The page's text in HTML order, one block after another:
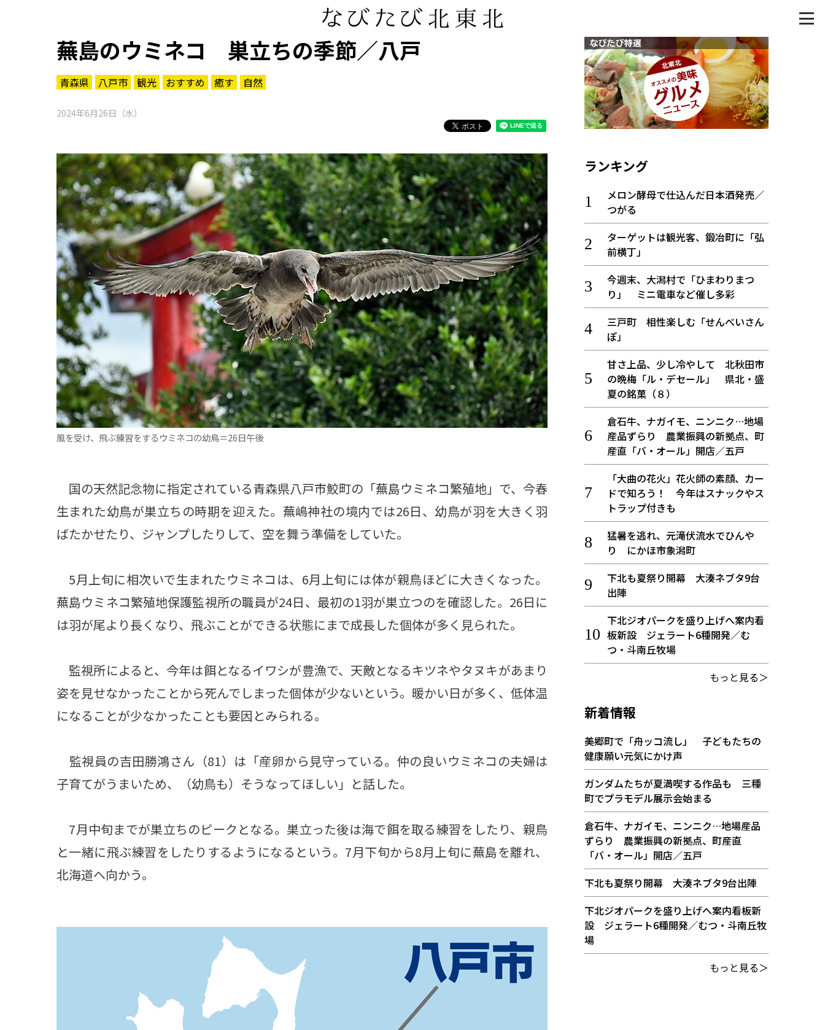
蕪島のウミネコ 巣立ちの季節／八戸
青森県 八戸市 観光 おすすめ 癒す 自然
2024年6月26日（水）
風を受け、飛ぶ練習をするウミネコの幼鳥＝26日午後
国の天然記念物に指定されている青森県八戸市鮫町の「蕪島ウミネコ繁殖地」で、今春
生まれた幼鳥が巣立ちの時期を迎えた。蕪嶋神社の境内では26日、幼鳥が羽を大きく羽
ばたかせたり、ジャンプしたりして、空を舞う準備をしていた。
5月上旬に相次いで生まれたウミネコは、6月上旬には体が親鳥ほどに大きくなった。
蕪島ウミネコ繁殖地保護監視所の職員が24日、最初の1羽が巣立つのを確認した。26日に
は羽が尾より長くなり、飛ぶことができる状態にまで成長した個体が多く見られた。
監視所によると、今年は餌となるイワシが豊漁で、天敵となるキツネやタヌキがあまり
姿を見せなかったことから死んでしまった個体が少ないという。暖かい日が多く、低体温
になることが少なかったことも要因とみられる。
監視員の吉田勝鴻さん（81）は「産卵から見守っている。仲の良いウミネコの夫婦は
子育てがうまいため、（幼鳥も）そうなってほしい」と話した。
7月中旬までが巣立ちのピークとなる。巣立った後は海で餌を取る練習をしたり、親鳥
と一緒に飛ぶ練習をしたりするようになるという。7月下旬から8月上旬に蕪島を離れ、
北海道へ向かう。
ランキング
メロン酵母で仕込んだ日本酒発売／
つがる
ターゲットは観光客、鍛冶町に「弘
前横丁」
今週末、大潟村で「ひまわりまつ
り」 ミニ電車など催し多彩
三戸町 相性楽しむ「せんべいさん
ぽ」
甘さ上品、少し冷やして 北秋田市
の晩梅「ル・デセール」 県北・盛
夏の銘菓（８）
倉石牛、ナガイモ、ニンニク…地場
産品ずらり 農業振興の新拠点、町
産直「バ・オール」開店／五戸
「大曲の花火」花火師の素顔、カー
ドで知ろう！ 今年はスナックやス
トラップ付きも
猛暑を逃れ、元滝伏流水でひんや
り にかほ市象潟町
下北も夏祭り開幕 大湊ネブタ9台
出陣
下北ジオパークを盛り上げへ案内看
板新設 ジェラート6種開発／む
つ・斗南丘牧場
もっと見る＞
新着情報
美郷町で「舟ッコ流し」 子どもたちの
健康願い元気にかけ声
ガンダムたちが夏満喫する作品も 三種
町でプラモデル展示会始まる
倉石牛、ナガイモ、ニンニク…地場産品
ずらり 農業振興の新拠点、町産直
「バ・オール」開店／五戸
下北も夏祭り開幕 大湊ネブタ9台出陣
下北ジオパークを盛り上げへ案内看板新
設 ジェラート6種開発／むつ・斗南丘牧
場
もっと見る＞
パワースポット
まつり・イベント
おみやげ・特産
道の駅・産直
アウトドア・レジャー
ご当地グルメ